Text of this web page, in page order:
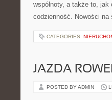
wspólnoty, a także to, jak
codzienność. Nowości
CATEGORIES:
JAZDA
POSTED BY ADMIN